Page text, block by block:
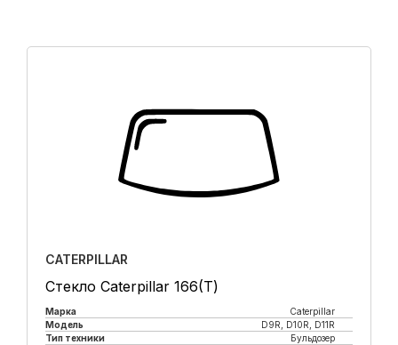
CATERPILLAR
Стекло Caterpillar 166(Т)
Марка
Caterpillar
Модель
D9R, D10R, D11R
Тип техники
Бульдозер